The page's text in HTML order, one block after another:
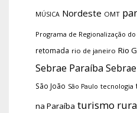
MÚSICA Nordeste OMT
Programa de Regionalização
retomada rio de janeiro Rio
Sebrae Paraíba
São João São Paulo tecnologia
na Paraíba turismo